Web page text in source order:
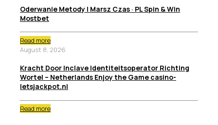
Oderwanie Metody I Marsz Czas · PL Spin & Win
Mostbet
Read more
August 8, 2026
Kracht Door Inclave Identiteitsoperator Richting
Wortel – Netherlands Enjoy the Game casino-
letsjackpot.nl
Read more